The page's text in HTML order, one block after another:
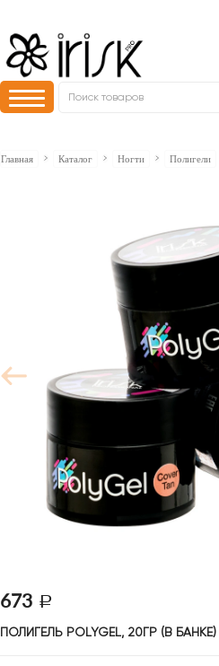
Главная Каталог Ногти Полигели
673
ПОЛИГЕЛЬ POLYGEL, 20ГР (В БАНКЕ)